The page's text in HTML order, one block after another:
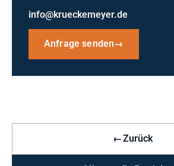
info@krueckemeyer.de
Anfrage senden→
←Zurück